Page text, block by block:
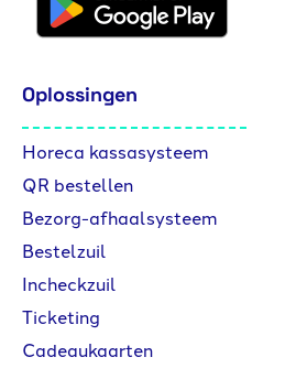
Oplossingen
Horeca kassasysteem
QR bestellen
Bezorg-afhaalsysteem
Bestelzuil
Incheckzuil
Ticketing
Cadeaukaarten